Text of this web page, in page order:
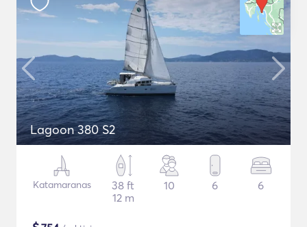
Lagoon 380 S2
Katamaranas
38 ft
12 m
10 6 6